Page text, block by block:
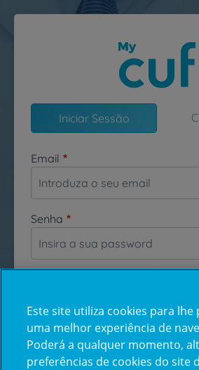
Passar para o conteúdo principal
Iniciar Sessão
Email
Senha
Esqueceu-se da sua
Inicie sessão com
Este site utiliza cookies para
uma melhor experiência de
Poderá a qualquer momento,
preferências de cookies do site